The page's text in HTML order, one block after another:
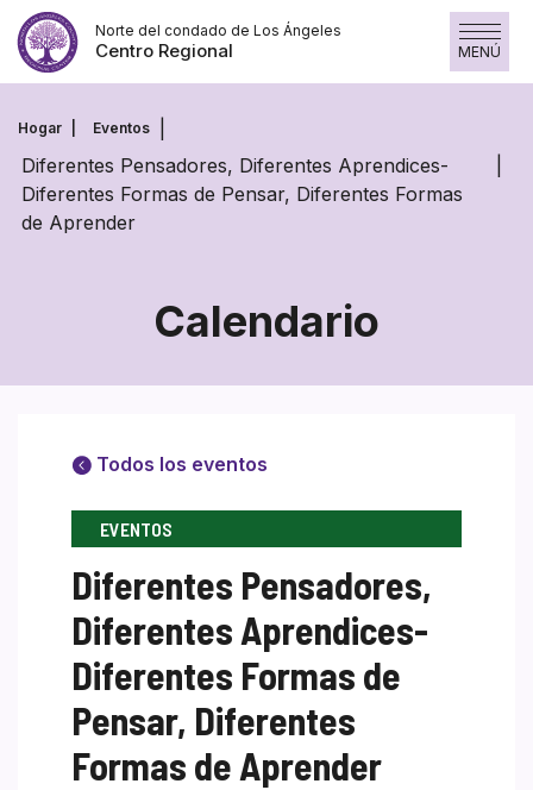
Saltar
contenido
Norte del condado de Los Ángeles
Centro Regional MENÚ
Hogar Eventos
Diferentes Pensadores, Diferentes Aprendices-
Diferentes Formas de Pensar, Diferentes Formas
de Aprender
Calendario
Todos los eventos
EVENTOS
Diferentes Pensadores,
Diferentes Aprendices-
Diferentes Formas de
Pensar, Diferentes
Formas de Aprender